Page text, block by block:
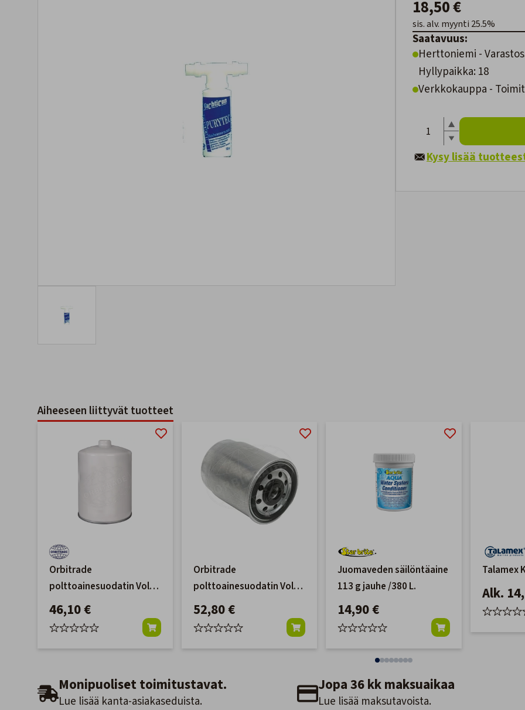
18,50 €
sis. alv. myynti 25.5%
Saatavuus:
Herttoniemi -
Hyllypaikka: 18
Verkkokauppa -
Kysy lisää
Aiheeseen liittyvät tuotteet
Orbitrade
polttoainesuodatin Volvo
Penta D3
46,10 €
Orbitrade
polttoainesuodatin Volvo
Penta D3
52,80 €
Juomaveden säilöntäaine
113 g jauhe /380 L.
14,90 €
Talamex
Alk.
Monipuoliset toimitustavat.
Lue lisää kanta-asiakaseduista.
Jopa 36 kk maksuaikaa
Lue lisää maksutavoista.